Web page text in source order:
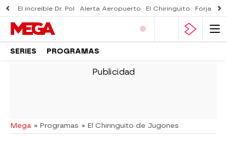
El increíble Dr. Pol Alerta Aeropuerto El Chiringuito Forjado
SERIES PROGRAMAS
Mega » Programas » El Chiringuito de Jugones